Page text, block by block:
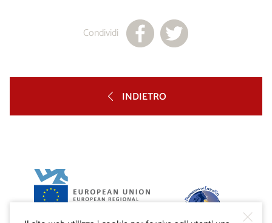
Condividi
INDIETRO